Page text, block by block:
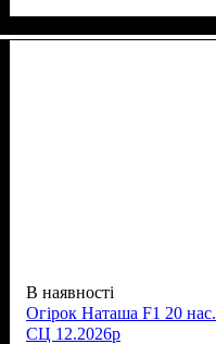
В наявності
Огірок Наташа F1 20 нас.
СЦ 12.2026р